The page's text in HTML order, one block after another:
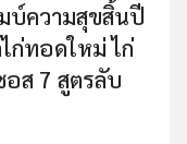
บ์ความสุขสิ้นปี
ก่ทอดใหม่ ไก่
ส 7 สูตรลับ